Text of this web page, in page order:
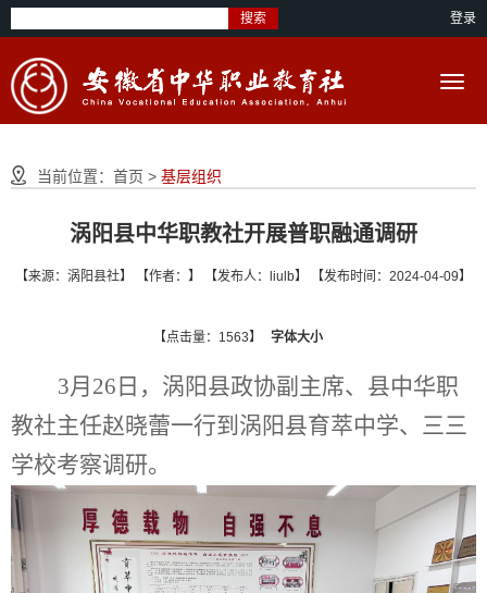
搜索 登录
当前位置： 首页 > 基层组织
涡阳县中华职教社开展普职融通调研
【来源：涡阳县社】 【作者：】 【发布人：liulb】 【发布时间：2024-04-09】
【点击量：1563】 字体大小
3月26日，涡阳县政协副主席、县中华职
教社主任赵晓蕾一行到涡阳县育萃中学、三三
学校考察调研。